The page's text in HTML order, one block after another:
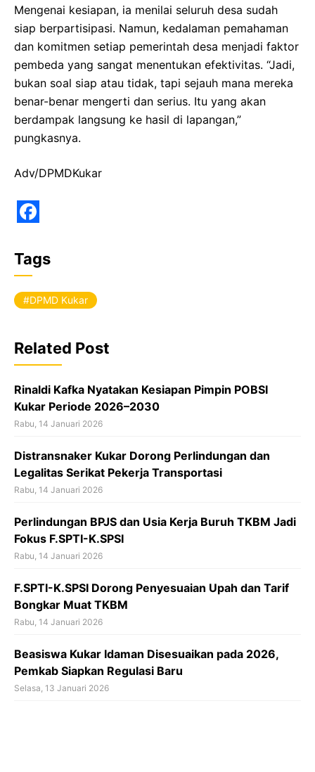
Mengenai kesiapan, ia menilai seluruh desa sudah
siap berpartisipasi. Namun, kedalaman pemahaman
dan komitmen setiap pemerintah desa menjadi faktor
pembeda yang sangat menentukan efektivitas. “Jadi,
bukan soal siap atau tidak, tapi sejauh mana mereka
benar-benar mengerti dan serius. Itu yang akan
berdampak langsung ke hasil di lapangan,”
pungkasnya.
Adv/DPMDKukar
a
c
e
o
o
k
Tags
DPMD Kukar
Related Post
Rinaldi Kafka Nyatakan Kesiapan Pimpin POBSI
Kukar Periode 2026–2030
Rabu, 14 Januari 2026
Distransnaker Kukar Dorong Perlindungan dan
Legalitas Serikat Pekerja Transportasi
Rabu, 14 Januari 2026
Perlindungan BPJS dan Usia Kerja Buruh TKBM Jadi
Fokus F.SPTI-K.SPSI
Rabu, 14 Januari 2026
F.SPTI-K.SPSI Dorong Penyesuaian Upah dan Tarif
Bongkar Muat TKBM
Rabu, 14 Januari 2026
Beasiswa Kukar Idaman Disesuaikan pada 2026,
Pemkab Siapkan Regulasi Baru
Selasa, 13 Januari 2026